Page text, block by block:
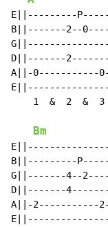
E||---------
B||-------2--
D||-------
A||-0-----------
1  &  2  &
Bm
B||---------
G||-------4--
D||-------
A||-2-----------